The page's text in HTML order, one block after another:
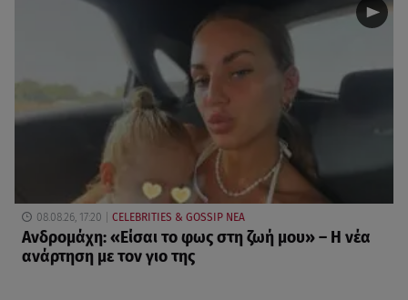
08.08.26, 17:20 CELEBRITIES & GOSSIP ΝΕΑ
Ανδρομάχη: «Είσαι το φως στη ζωή μου» – Η νέα
ανάρτηση με τον γιο της